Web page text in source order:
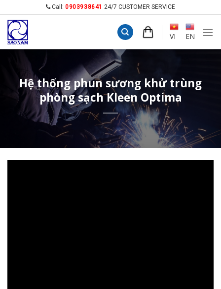
content
Call: 0903938641 24/7 CUSTOMER SERVICE
VI EN
Hệ thống phun sương khử trùng
phòng sạch Kleen Optima